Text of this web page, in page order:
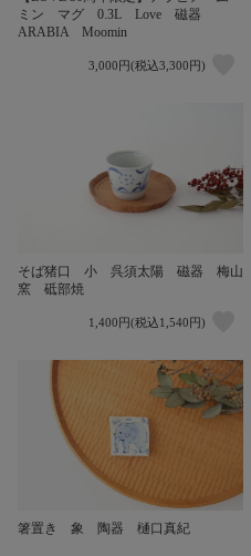
ミン マグ 0.3L Love 磁器
ARABIA Moomin
3,000円(税込3,300円)
そば猪口 小 呉須太陽 磁器 梅山
窯 砥部焼
1,400円(税込1,540円)
箸置き 象 陶器 樋口真紀